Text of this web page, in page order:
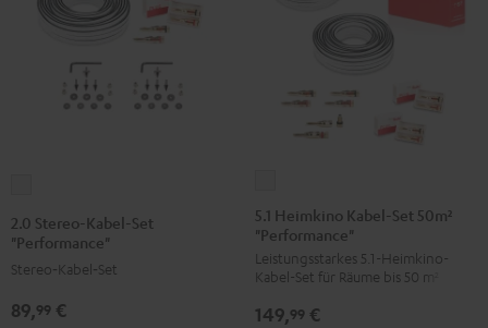
Kabel-
Set
Weiß
2.0 Stereo-Kabel-Set
"Performance"
Stereo‑Kabel‑Set
89,99 €
Heimkino
Kabel-
Set
50m²
"Performance"
5.1 Heimkino Kabel-Set 50m²
"Performance"
Leistungsstarkes 5.1-Heimkino-
Kabel-Set für Räume bis 50 m²
149,99 €